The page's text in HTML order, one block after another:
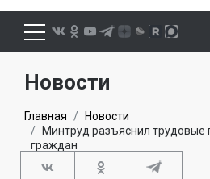
Новости
Главная
Новости
Минтруд разъяснил
граждан